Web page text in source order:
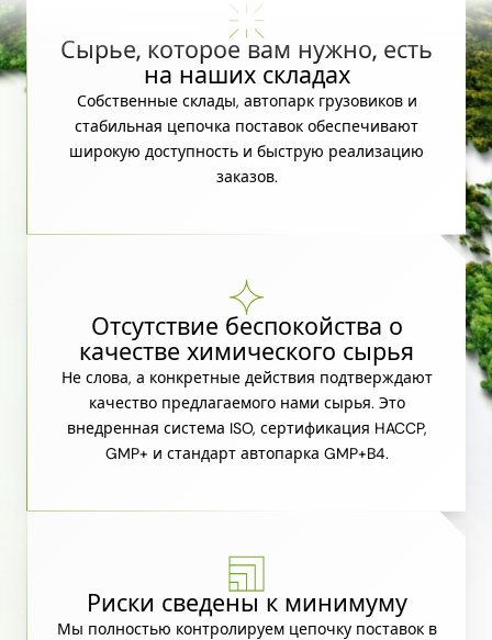
Сырье, которое вам нужно, есть
на наших складах
Собственные склады, автопарк грузовиков и
стабильная цепочка поставок обеспечивают
широкую доступность и быструю реализацию
заказов.
Отсутствие беспокойства о
качестве химического сырья
Не слова, а конкретные действия подтверждают
качество предлагаемого нами сырья. Это
внедренная система ISO, сертификация HACCP,
GMP+ и стандарт автопарка GMP+B4.
Риски сведены к минимуму
Мы полностью контролируем цепочку поставок в